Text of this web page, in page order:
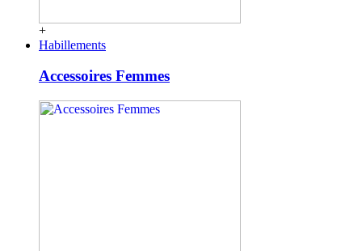
+
Habillements
Accessoires Femmes